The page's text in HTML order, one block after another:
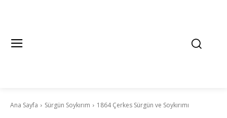
Ana Sayfa Sürgün Soykırım 1864 Çerkes Sürgün ve Soykırımı